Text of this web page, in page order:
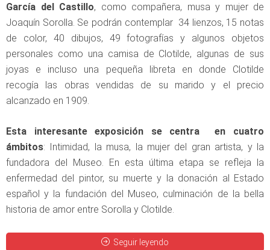
García del Castillo, como compañera, musa y mujer de
Joaquín Sorolla. Se podrán contemplar 34 lienzos, 15 notas
de color, 40 dibujos, 49 fotografías y algunos objetos
personales como una camisa de Clotilde, algunas de sus
joyas e incluso una pequeña libreta en donde Clotilde
recogía las obras vendidas de su marido y el precio
alcanzado en 1909.
Esta interesante exposición se centra en cuatro
ámbitos: Intimidad, la musa, la mujer del gran artista, y la
fundadora del Museo. En esta última etapa se refleja la
enfermedad del pintor, su muerte y la donación al Estado
español y la fundación del Museo, culminación de la bella
historia de amor entre Sorolla y Clotilde.
Seguir leyendo